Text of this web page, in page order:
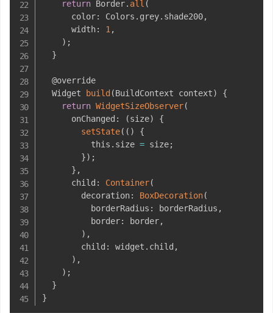
return Border. all (
      color
: Colors . grey. shade200,
      width
: 1 ,
) ;
}
  @override
  Widget
build (BuildContext context)
{
return WidgetSizeObserver(
      onChanged
: (size)
{
setState( ( )
{
          this
. size = size;
}) ;
} ,
      child
: Container(
        decoration
: BoxDecoration(
          borderRadius
: borderRadius ,
          border
: border,
) ,
        child
: widget . child ,
) ,
) ;
}
}